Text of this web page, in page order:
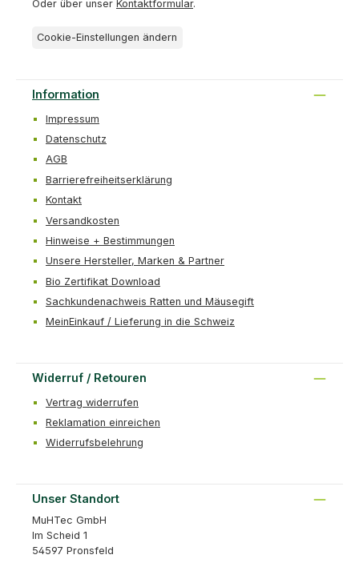
Oder über unser Kontaktformular.
Cookie-Einstellungen ändern
Information
Impressum
Datenschutz
AGB
Barrierefreiheitserklärung
Kontakt
Versandkosten
Hinweise + Bestimmungen
Unsere Hersteller, Marken & Partner
Bio Zertifikat Download
Sachkundenachweis Ratten und Mäusegift
MeinEinkauf / Lieferung in die Schweiz
Widerruf / Retouren
Vertrag widerrufen
Reklamation einreichen
Widerrufsbelehrung
Unser Standort
MuHTec GmbH
Im Scheid 1
54597 Pronsfeld